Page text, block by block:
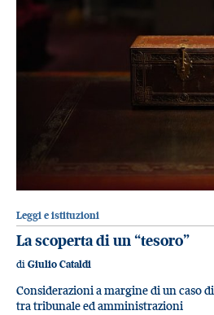
Leggi e istituzioni
La scoperta di un “tesoro”
di Giulio Cataldi
Considerazioni a margine di un caso
tra tribunale ed amministrazioni